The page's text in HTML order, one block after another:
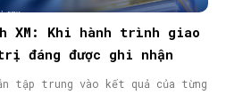
XM: Khi hành trình giao
đáng được ghi nhận
tập trung vào kết quả của từng